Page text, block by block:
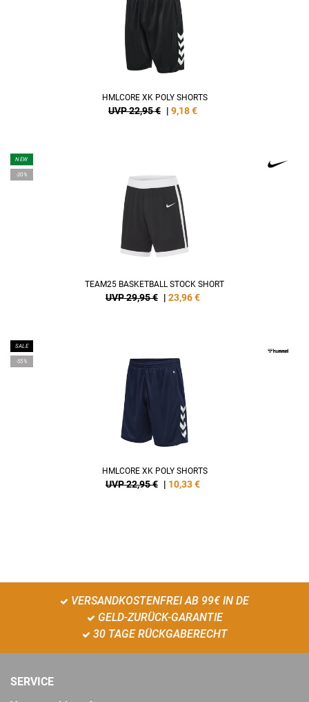
HMLCORE XK POLY SHORTS
UVP 22,95 € | 9,18€
NEW
-20%
TEAM25 BASKETBALL STOCK SHORT
UVP 29,95 € | 23,96€
SALE
-55%
HMLCORE XK POLY SHORTS
UVP 22,95 € | 10,33€
VERSANDKOSTENFREI AB 99€ IN DE
GELD-ZURÜCK-GARANTIE
30 TAGE RÜCKGABERECHT
SERVICE